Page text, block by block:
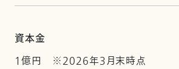
資本金
1億円 ※2026年3月末時点